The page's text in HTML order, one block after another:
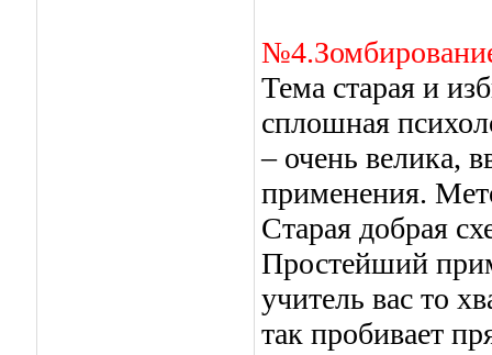
Тема старая и
сплошная
– очень велика,
применения.
Старая добрая
Простейший
учитель вас то
так пробивает